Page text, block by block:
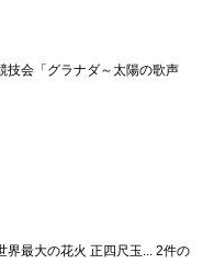
技会「グラナダ～太陽の歌声
界最大の花火 正四尺玉... 2件の